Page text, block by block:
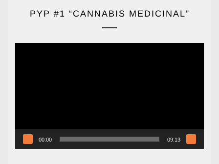
PYP #1 “CANNABIS MEDICINAL”
00:00 09:13